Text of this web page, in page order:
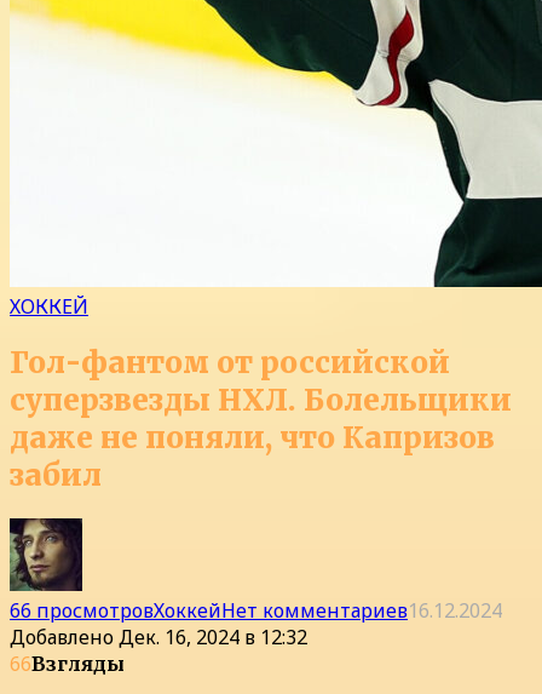
ХОККЕЙ
Гол-фантом от российской
суперзвезды НХЛ. Болельщики
даже не поняли, что Капризов
забил
66 просмотровХоккейНет комментариев16.12.2024
ДобавленоДек. 16, 2024 в 12:32
66Взгляды